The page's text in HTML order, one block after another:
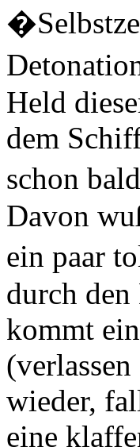
Held
dem
schon
Davon
ein paar
durch
kommt
wieder,
eine